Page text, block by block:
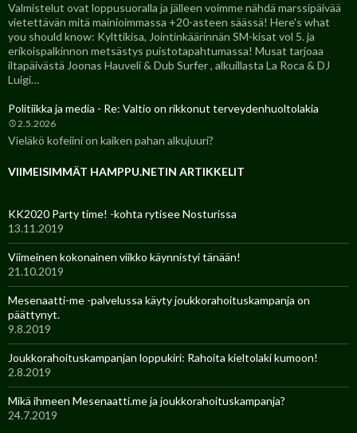
Valmistelut ovat loppusuoralla ja jälleen voimme nähdä marssipäivää
vietettävän mitä mainioimmassa +20-asteen säässä! Here's what
you should know: Kylttikisa, Jointinkäärinnän SM-kisat vol 5. ja
erikoispalkinnon metsästys puistotapahtumassa! Musat tarjoaa
iltapäivästä Joonas Hauveli & Dub Surfer , alkuillasta La Roca & DJ
Luigi…
Politiikka ja media - Re: Valtio on rikkonut terveydenhuoltolakia
2.5.2026
Vieläkö kofeiini on kaiken pahan alkujuuri?
VIIMEISIMMÄT HAMPPU.NETIN ARTIKKELIT
KK2020 Party time! -kohta rytisee Nosturissa
13.11.2019
Viimeinen kokonainen viikko käynnistyi tänään!
21.10.2019
Mesenaatti-me -palvelussa käyty joukkorahoituskampanja on
päättynyt.
9.8.2019
Joukkorahoituskampanjan loppukiri: Rahoita kieltolaki kumoon!
2.8.2019
Mikä ihmeen Mesenaatti.me ja joukkorahoituskampanja?
24.7.2019